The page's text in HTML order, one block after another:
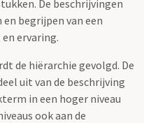
De beschrijvingen
begrijpen van een
ervaring.
de hiërarchie gevolgd. De
uit van de beschrijving
in een hoger niveau
ook aan de